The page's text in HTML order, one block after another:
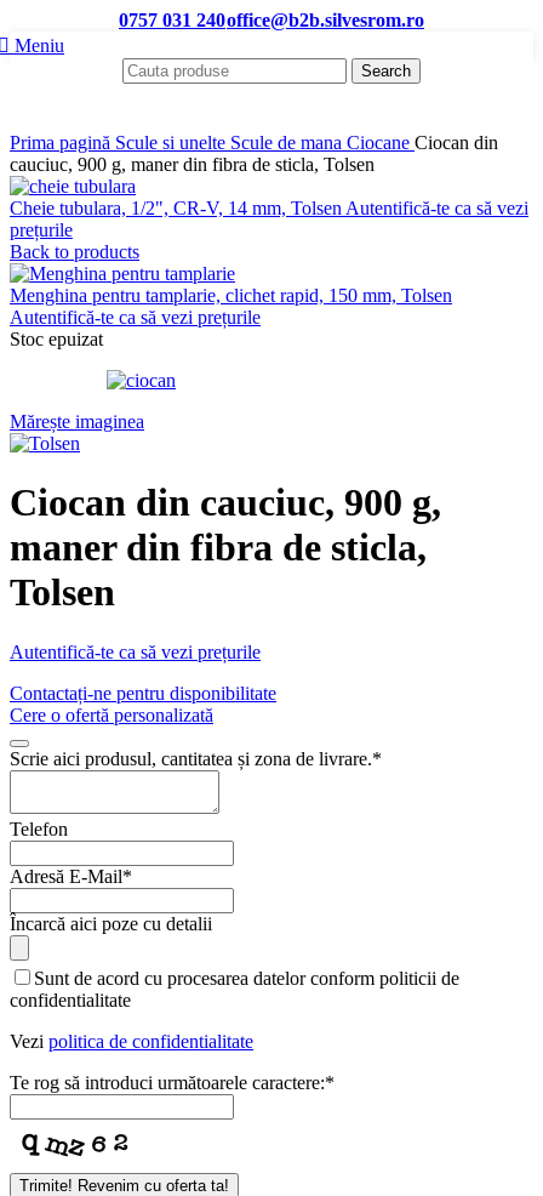
0757 031 240office@b2b.silvesrom.ro
Meniu
Search
Prima pagină Scule si unelte Scule de mana Ciocane Ciocan din
cauciuc, 900 g, maner din fibra de sticla, Tolsen
Cheie tubulara, 1/2", CR-V, 14 mm, Tolsen Autentifică-te ca să vezi
prețurile
Back to products
Menghina pentru tamplarie, clichet rapid, 150 mm, Tolsen
Autentifică-te ca să vezi prețurile
Stoc epuizat
Mărește imaginea
Ciocan din cauciuc, 900 g,
maner din fibra de sticla,
Tolsen
Autentifică-te ca să vezi prețurile
Contactați-ne pentru disponibilitate
Cere o ofertă personalizată
Scrie aici produsul, cantitatea și zona de livrare.*
Website
Telefon
Adresă E-Mail*
Încarcă aici poze cu detalii
Sunt de acord cu procesarea datelor conform politicii de
confidentialitate
Vezi politica de confidentialitate
Te rog să introduci următoarele caractere:*
Trimite! Revenim cu oferta ta!